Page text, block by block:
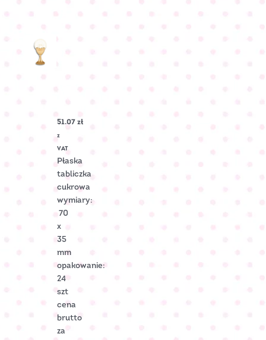
Art.:
2006203
51.07 zł
z
VAT
Płaska
tabliczka
cukrowa
wymiary:
70
x
35
mm
opakowanie:
24
szt
cena
brutto
za